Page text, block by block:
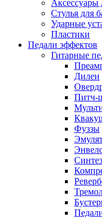
Аксессуары
Стулья для
Ударные
Пластики
Педали эффектов
Гитарные
Дилеи
Питч-
Фуззы